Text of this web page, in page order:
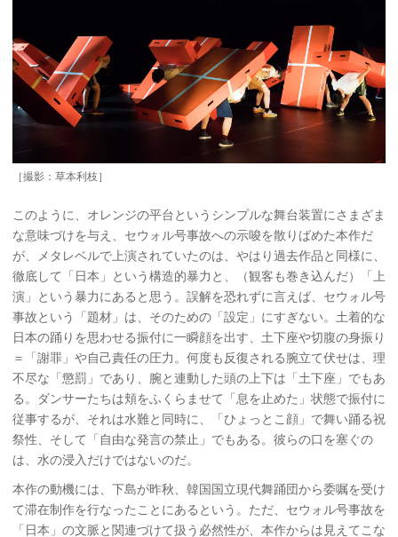
［撮影：草本利枝］
このように、オレンジの平台というシンプルな舞台装置にさまざま
な意味づけを与え、セウォル号事故への示唆を散りばめた本作だ
が、メタレベルで上演されていたのは、やはり過去作品と同様に、
徹底して「日本」という構造的暴力と、（観客も巻き込んだ）「上
演」という暴力にあると思う。誤解を恐れずに言えば、セウォル号
事故という「題材」は、そのための「設定」にすぎない。土着的な
日本の踊りを思わせる振付に一瞬顔を出す、土下座や切腹の身振り
＝「謝罪」や自己責任の圧力。何度も反復される腕立て伏せは、理
不尽な「懲罰」であり、腕と連動した頭の上下は「土下座」でもあ
る。ダンサーたちは頬をふくらませて「息を止めた」状態で振付に
従事するが、それは水難と同時に、「ひょっとこ顔」で舞い踊る祝
祭性、そして「自由な発言の禁止」でもある。彼らの口を塞ぐの
は、水の浸入だけではないのだ。
本作の動機には、下島が昨秋、韓国国立現代舞踊団から委嘱を受け
て滞在制作を行なったことにあるという。ただ、セウォル号事故を
「日本」の文脈と関連づけて扱う必然性が、本作からは見えてこな